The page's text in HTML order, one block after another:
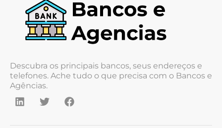
Descubra os principais bancos, seus endereços e
telefones. Ache tudo o que precisa com o Bancos e
Agências.